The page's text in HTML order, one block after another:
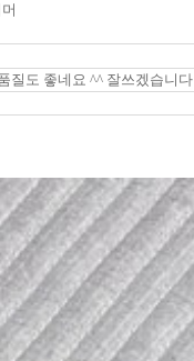
질도 좋네요 ^^ 잘쓰겠습니다